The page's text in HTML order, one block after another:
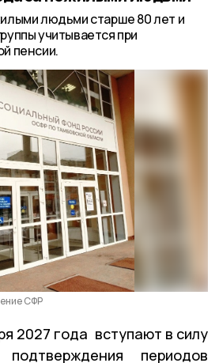
людьми старше 80 лет и
учитывается при
пенсии.
СФР
2027 года вступают в силу
периодов